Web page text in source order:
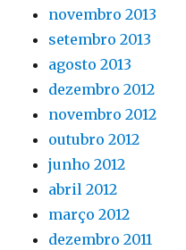
novembro 2013
setembro 2013
agosto 2013
dezembro 2012
novembro 2012
outubro 2012
junho 2012
abril 2012
março 2012
dezembro 2011